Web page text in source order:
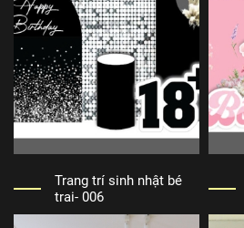
Trang trí sinh nhật bé
trai- 006